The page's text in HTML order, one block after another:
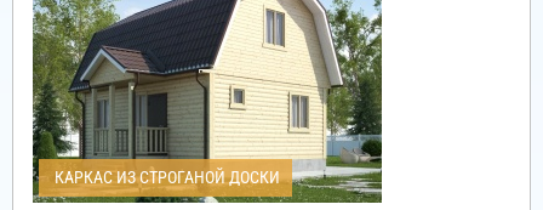
КАРКАС ИЗ СТРОГАНОЙ ДОСКИ